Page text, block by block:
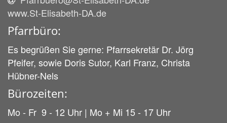
www.St-Elisabeth-DA.de
Pfarrbüro:
Es begrüßen Sie gerne: Pfarrsekretär Dr. Jörg
Pfeifer, sowie Doris Sutor, Karl Franz, Christa
Hübner-Nels
Bürozeiten:
Mo - Fr 9 - 12 Uhr | Mo + Mi 15 - 17 Uhr